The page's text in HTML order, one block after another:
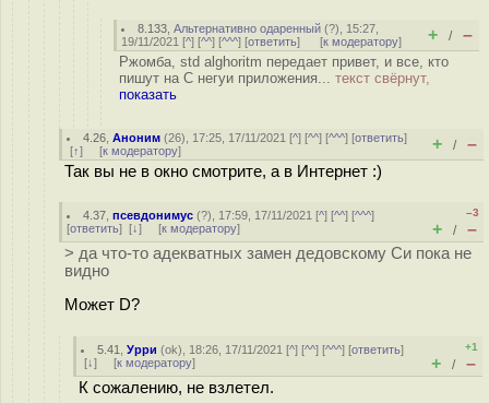
8.133 ,Альтернативно одаренный (?), 15:27,
19/11/2021 [^] [^^] [^^^] [ответить] [к модератору] + / –
Ржомба, std alghoritm передает привет, и все, кто
пишут на C негуи приложения... текст свёрнут,
показать
4.26 ,Аноним (26), 17:25, 17/11/2021 [^] [^^] [^^^] [ответить]
[↑] [к модератору] + / –
Так вы не в окно смотрите, а в Интернет :)
4.37 ,псевдонимус (?), 17:59, 17/11/2021 [^] [^^] [^^^]
[ответить] [↓] [к модератору]
–3
+ / –
> да что-то адекватных замен дедовскому Си пока не
видно
Может D?
5.41 ,Урри (ok), 18:26, 17/11/2021 [^] [^^] [^^^] [ответить]
[↓] [к модератору]
+1
+ / –
К сожалению, не взлетел.